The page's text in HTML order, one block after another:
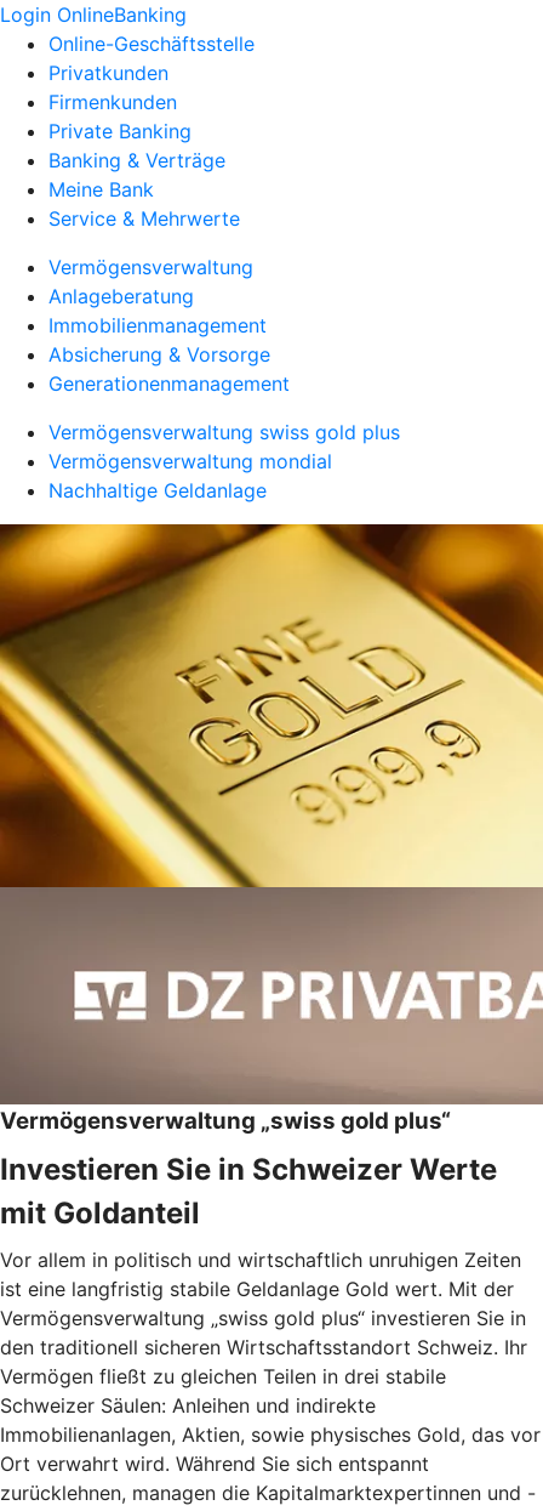
Login OnlineBanking
Online-Geschäftsstelle
Privatkunden
Firmenkunden
Private Banking
Banking & Verträge
Meine Bank
Service & Mehrwerte
Vermögensverwaltung
Anlageberatung
Immobilienmanagement
Absicherung & Vorsorge
Generationenmanagement
Vermögensverwaltung swiss gold plus
Vermögensverwaltung mondial
Nachhaltige Geldanlage
Vermögensverwaltung „swiss gold plus“
Investieren Sie in Schweizer Werte
mit Goldanteil
Vor allem in politisch und wirtschaftlich unruhigen Zeiten
ist eine langfristig stabile Geldanlage Gold wert. Mit der
Vermögensverwaltung „swiss gold plus“ investieren Sie in
den traditionell sicheren Wirtschaftsstandort Schweiz. Ihr
Vermögen fließt zu gleichen Teilen in drei stabile
Schweizer Säulen: Anleihen und indirekte
Immobilienanlagen, Aktien, sowie physisches Gold, das vor
Ort verwahrt wird. Während Sie sich entspannt
zurücklehnen, managen die Kapitalmarktexpertinnen und -